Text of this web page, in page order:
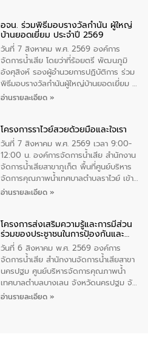
ทิพย์คำ รองผู้ว่าราชการจังหวัดมุกดาหาร
เป็นประธานในพิธี ณ เรือนจําชั่วคราวนาโสก
ตําบลนาโสก อําเภอเมืองมุกดาหาร จังหวัด
มุกดาหาร โดยในกิจกรรมได้ร่วมปลูกป่า และ
ทําความสะอาดภายในบริเวณ จัดกิจกรรม
เพื่อถวายเป็นพระราชกุศล สมเด็จพระนาง
เจ้าสิริกิติ์พระบรมราชินีนาถ พระบรมราช
อจน. ร่วมพิธีมอบรางวัลกำนัน ผู้ใหญ่
บ้านยอดเยี่ยม ประจำปี 2569
วันที่ 7 สิงหาคม พ.ศ. 2569 องค์การ
จัดการน้ำเสีย โดยว่าที่ร้อยตรี พัฒนภูมิ
อังศุสิงห์ รองผู้อำนวยการปฏิบัติการ ร่วม
พิธีมอบรางวัลกำนันผู้ใหญ่บ้านยอดเยี่ยม ณ
ทำเนียบรัฐบาล โดยมีนายอนุทิน ชาญวีรกูล
ทองคำและประกาศเกียรติคุณให้แก่ กำนัน
ผู้ใหญ่บ้านยอดเยี่ยม พร้อมกล่าวชื่นชม ให้
โอวาท และมอบนโยบาย
อ่านรายละเอียด »
โครงการราไวย์สวยด้วยมือและใจเรา
วันที่ 7 สิงหาคม พ.ศ. 2569 เวลา 9:00-
12:00 น. องค์การจัดการน้ำเสีย สำนักงาน
จัดการน้ำเสียสาขาภูเก็ต พื้นที่ศูนย์บริหาร
จัดการคุณภาพน้ำเทศบาลตำบลราไวย์ เข้า
ร่วมโครงการราไวย์สวยด้วยมือและใจเรา
ประชาชน ตัวแทนจากโรงแรมต่างๆ ในเขต
เทศบาลตำบลราไวย์ ศูนย์บริหารจัดการ
คุณภาพน้ำเทศบาลตำบลราไวย์ นำโดยนาย
น้อย แก้วเศษ ผู้จัดการสำนักงานจัดการน้ำ
เสียสาขาภูเก็ต พร้อมด้วยเจ้าหน้าที่ จำนวน
5 คน ร่วมทำกิจกรรม ทำความสะอาด
ชายหาดและแหล่งท่องเที่ยว ณ บริเวณ
อ่านรายละเอียด »
โครงการส่งเสริมความรู้และการมีส่วน
ร่วมของประชาชนในการป้องกันและ
แก้ไขปัญหาน้ำเสียอย่างยั่งยืน
วันที่ 6 สิงหาคม พ.ศ. 2569 องค์การ
จัดการน้ำเสีย สำนักงานจัดการน้ำเสียสาขา
นครปฐม ศูนย์บริหารจัดการคุณภาพน้ำ
เทศบาลตำบลบางเลน จังหวัดนครปฐม จัด
กิจกรรมภายใต้โครงการส่งเสริมความรู้และ
อ่านรายละเอียด »